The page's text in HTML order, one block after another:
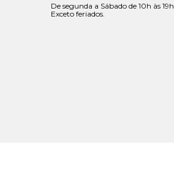
De segunda a Sábado de 10h às 19h.
Exceto feriados.